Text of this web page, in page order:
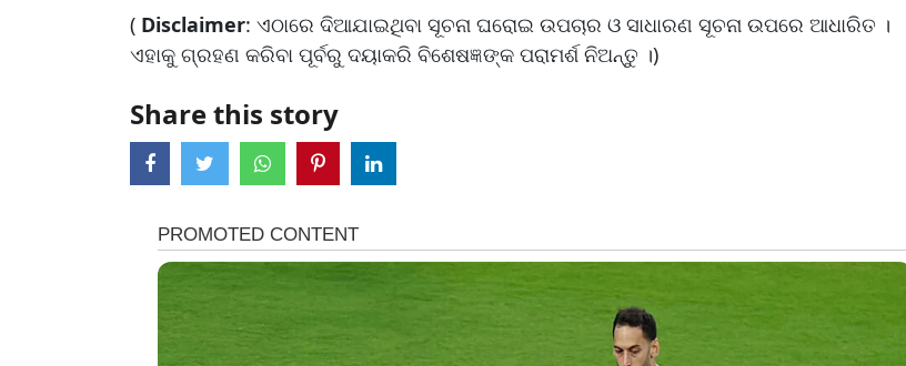
( Disclaimer: ଏଠାରେ ଦିଆଯାଇଥିବା ସୂଚନା ଘରୋଇ ଉପଚାର ଓ ସାଧାରଣ ସୂଚନା ଉପରେ ଆଧାରିତ ।
ଏହାକୁ ଗ୍ରହଣ କରିବା ପୂର୍ବରୁ ଦୟାକରି ବିଶେଷଜ୍ଞଙ୍କ ପରାମର୍ଶ ନିଅନ୍ତୁ ।)
Share this story